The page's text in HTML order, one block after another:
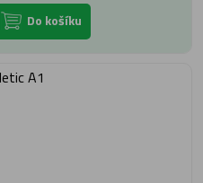
Do košíku
A1